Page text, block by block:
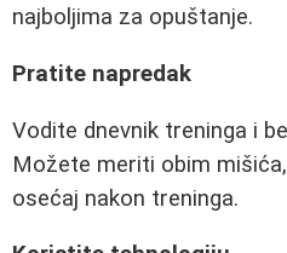
najboljima za opuštanje.
Pratite napredak
Vodite dnevnik treninga i
Možete meriti obim
osećaj nakon treninga.